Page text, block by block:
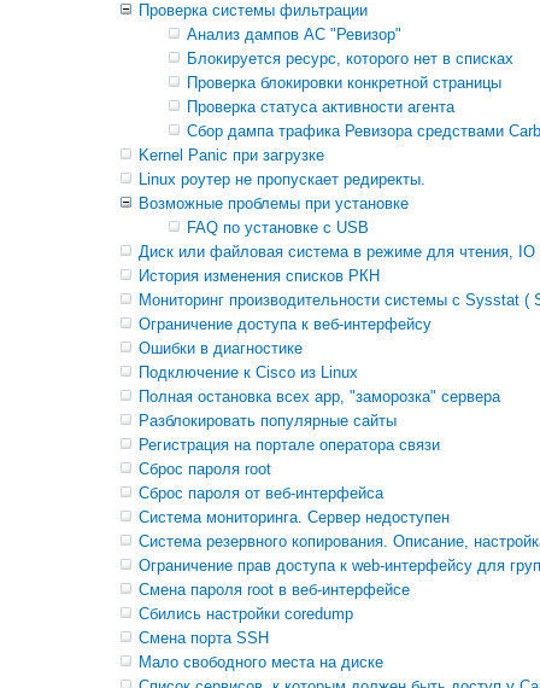
Проверка системы фильтрации
Анализ дампов АС "Ревизор"
Блокируется ресурс, которого нет в списках
Проверка блокировки конкретной страницы
Проверка статуса активности агента
Сбор дампа трафика Ревизора средствами
Kernel Panic при загрузке
Linux роутер не пропускает редиректы.
Возможные проблемы при установке
FAQ по установке с USB
Диск или файловая система в режиме для чтения, IO
История изменения списков РКН
Мониторинг производительности системы с Sysstat (
Ограничение доступа к веб-интерфейсу
Ошибки в диагностике
Подключение к Cisco из Linux
Полная остановка всех app, "заморозка" сервера
Разблокировать популярные сайты
Регистрация на портале оператора связи
Сброс пароля root
Сброс пароля от веб-интерфейса
Система мониторинга. Сервер недоступен
Система резервного копирования. Описание,
Ограничение прав доступа к web-интерфейсу для
Смена пароля root в веб-интерфейсе
Сбились настройки coredump
Смена порта SSH
Мало свободного места на диске